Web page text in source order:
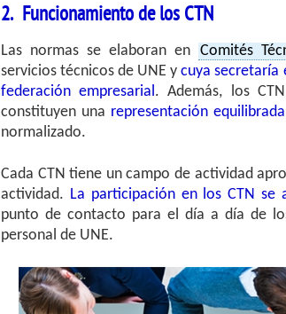
2. Funcionamiento de los CTN
Las normas se elaboran en Comités
servicios técnicos de UNE ycuya secretaría
federación empresarial. Además, los
constituyen una representación
normalizado.
Cada CTN tiene un campo de actividad
actividad. La participación en los CTN se
punto de contacto para el día a día de
personal de UNE.